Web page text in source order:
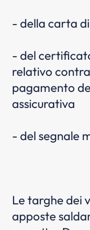
- della carta
- del
relativo
pagamento
assicurativa
- del segnale
Le targhe dei
apposte